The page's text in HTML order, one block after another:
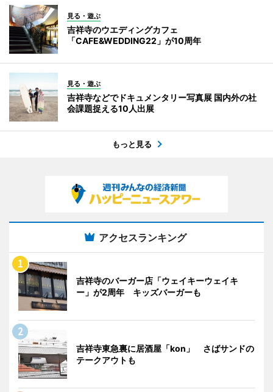
見る・遊ぶ
吉祥寺のウエディングカフェ
「CAFE&WEDDING22」が10周年
見る・遊ぶ
吉祥寺などでドキュメンタリー写真展 国内外の社
会課題捉える10人出展
もっと見る
アクセスランキング
吉祥寺のバーガー店「ウェイキーウェイキ
ー」が2周年 キッズバーガーも
吉祥寺東急裏に居酒屋「kon」 さばサンドの
テークアウトも